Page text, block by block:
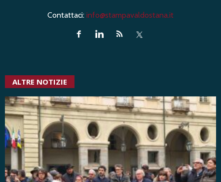
Contattaci: info@stampavaldostana.it
ALTRE NOTIZIE